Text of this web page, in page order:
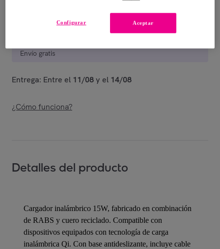
Envío gratis
Entrega: Entre el 11/08y el 14/08
¿Cómo funciona?
Detalles del producto
Cargador inalámbrico 15W, fabricado en combinación
de RABS y cuero reciclado. Compatible con
dispositivos equipados con tecnología de carga
inalámbrica Qi. Con base antideslizante, incluye cable
Aceptar
Configurar